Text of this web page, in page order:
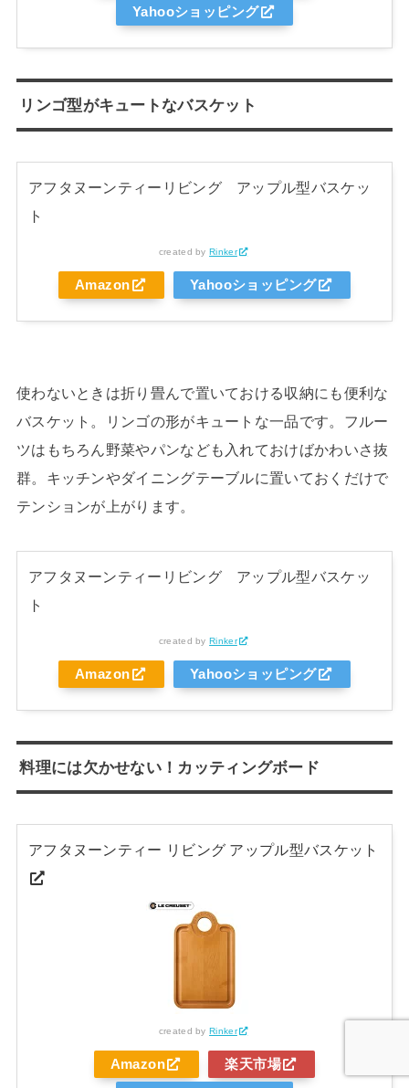
Yahooショッピング
リンゴ型がキュートなバスケット
アフタヌーンティーリビング アップル型バスケッ
ト
created byRinker
Amazon Yahooショッピング
使わないときは折り畳んで置いておける収納にも便利な
バスケット。リンゴの形がキュートな一品です。フルー
ツはもちろん野菜やパンなども入れておけばかわいさ抜
群。キッチンやダイニングテーブルに置いておくだけで
テンションが上がります。
アフタヌーンティーリビング アップル型バスケッ
ト
created by Rinker
Amazon Yahooショッピング
料理には欠かせない！カッティングボード
アフタヌーンティー リビング アップル型バスケット
created byRinker
Amazon 楽天市場